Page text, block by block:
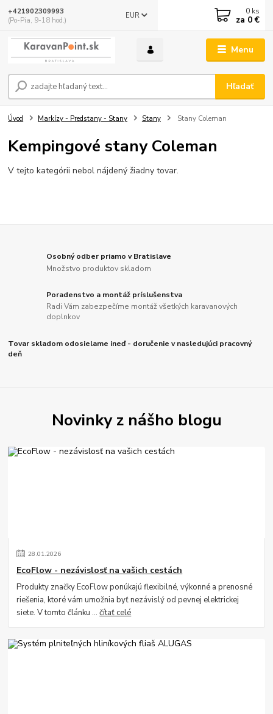
Menu
EUR
Hľadať
+421902309993
(Po-Pia, 9-18 hod.)
0 ks
za 0 €
Úvod Markízy - Predstany - Stany Stany Stany Coleman
Kempingové stany Coleman
V tejto kategórii nebol nájdený žiadny tovar.
Osobný odber priamo v Bratislave
Množstvo produktov skladom
Poradenstvo a montáž príslušenstva
Radi Vám zabezpečíme montáž všetkých karavanových
doplnkov
Tovar skladom odosielame ineď - doručenie v nasledujúci pracovný
deň
Novinky z nášho blogu
28.01.2026
EcoFlow - nezávislosť na vašich cestách
Produkty značky EcoFlow ponúkajú flexibilné, výkonné a prenosné
riešenia, ktoré vám umožnia byť nezávislý od pevnej elektrickej
siete. V tomto článku ...čítať celé